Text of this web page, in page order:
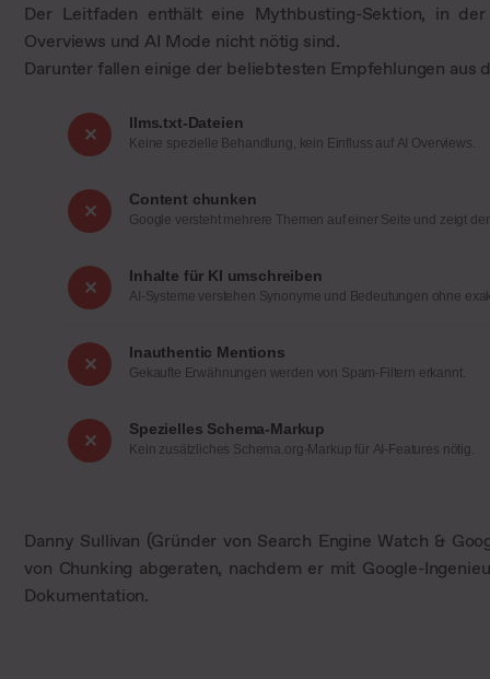
Der Leitfaden enthält eine Mythbusting-Sektion, in
Overviews und AI Mode nicht nötig sind.
Darunter fallen einige der beliebtesten Empfehlungen aus
✕
llms.txt-Dateien
Keine spezielle Behandlung, kein Einfluss auf AI Overviews.
✕
Content chunken
Google versteht mehrere Themen auf einer Seite und zeigt
✕
Inhalte für KI umschreiben
AI-Systeme verstehen Synonyme und Bedeutungen ohne
✕
Inauthentic Mentions
Gekaufte Erwähnungen werden von Spam-Filtern erkannt.
✕
Spezielles Schema-Markup
Kein zusätzliches Schema.org-Markup für AI-Features nötig.
Danny Sullivan (Gründer von Search Engine Watch &
von Chunking abgeraten, nachdem er mit Google-
Dokumentation.